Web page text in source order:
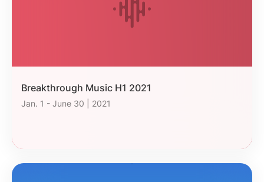
Breakthrough Music H1 2021
Jan. 1 - June 30 | 2021